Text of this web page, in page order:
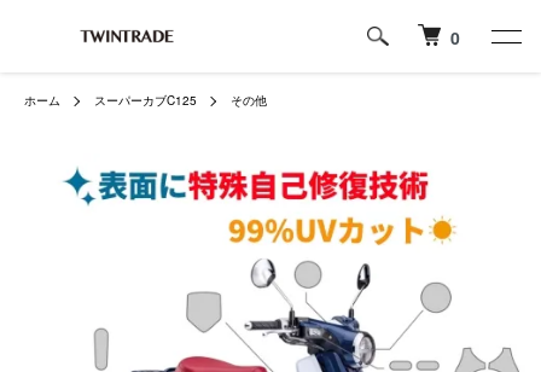
0
ホーム スーパーカブC125 その他